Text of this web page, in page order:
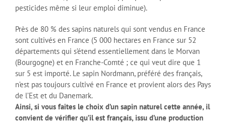
pesticides même si leur emploi diminue).
Près de 80 % des sapins naturels qui sont vendus en France
sont cultivés en France (5 000 hectares en France sur 52
départements qui s’étend essentiellement dans le Morvan
(Bourgogne) et en Franche-Comté ; ce qui veut dire que 1
sur 5 est importé. Le sapin Nordmann, préféré des français,
n’est pas toujours cultivé en France et provient alors des Pays
de l’Est et du Danemark.
Ainsi, si vous faites le choix d’un sapin naturel cette année, il
convient de vérifier qu’il est français, issu d’une production